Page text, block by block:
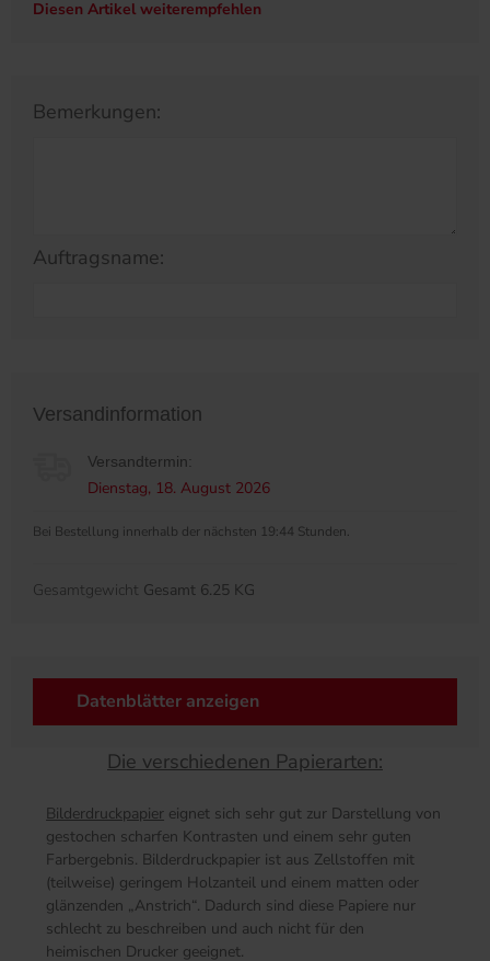
Diesen Artikel weiterempfehlen
Bemerkungen:
Auftragsname:
Versandinformation
Versandtermin:
Dienstag, 18. August 2026
Bei Bestellung innerhalb der nächsten 19:44 Stunden.
Gesamtgewicht Gesamt 6.25 KG
Datenblätter anzeigen
Die verschiedenen Papierarten:
Bilderdruckpapier eignet sich sehr gut zur Darstellung von
gestochen scharfen Kontrasten und einem sehr guten
Farbergebnis. Bilderdruckpapier ist aus Zellstoffen mit
(teilweise) geringem Holzanteil und einem matten oder
glänzenden „Anstrich“. Dadurch sind diese Papiere nur
schlecht zu beschreiben und auch nicht für den
heimischen Drucker geeignet.